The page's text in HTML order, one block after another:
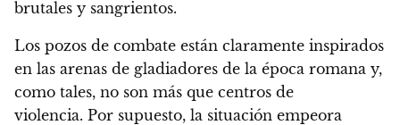
brutales y sangrientos.
Los pozos de combate están claramente inspirados
en las arenas de gladiadores de la época romana y,
como tales, no son más que centros de
violencia. Por supuesto, la situación empeora